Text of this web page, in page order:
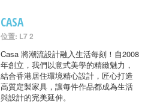
CASA
位置: L7 2
Casa 將潮流設計融入生活每刻！自2008
年創立，我們以意式美學的精緻魅力，
結合香港居住環境精心設計，匠心打造
高質定製家具，讓每件作品都成為生活
與設計的完美延伸。